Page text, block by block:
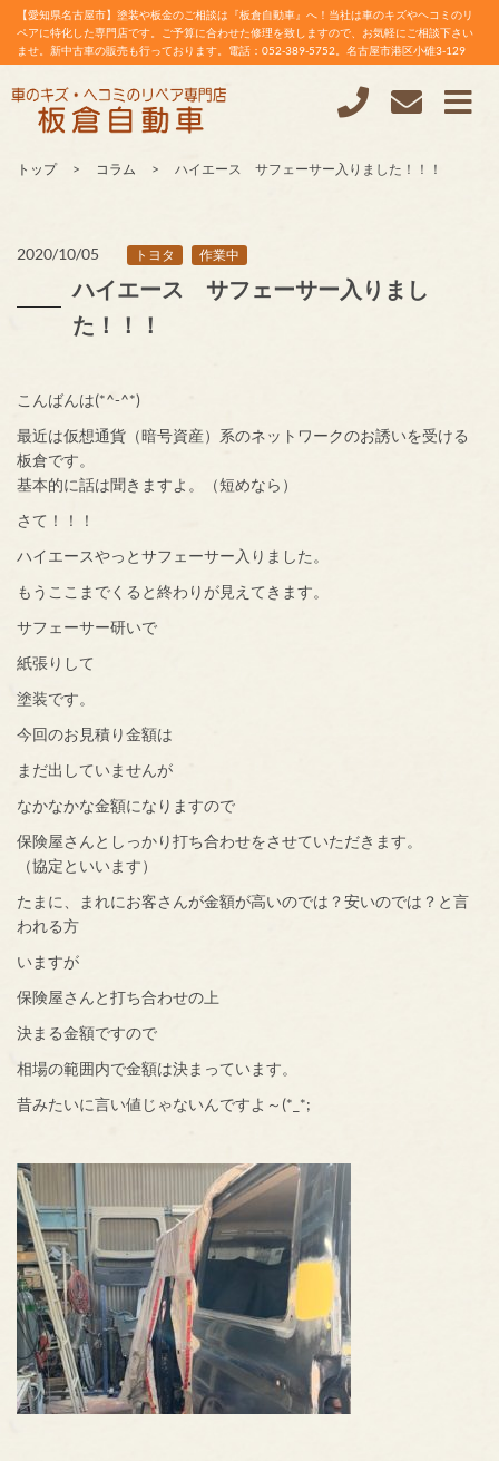
【愛知県名古屋市】塗装や板金のご相談は『板倉自動車』へ！当社は車のキズやヘコミのリ
ペアに特化した専門店です。ご予算に合わせた修理を致しますので、お気軽にご相談下さい
ませ。新中古車の販売も行っております。電話：052-389-5752。名古屋市港区小碓3-129
トップ コラム ハイエース サフェーサー入りました！！！
2020/10/05 トヨタ 作業中
ハイエース サフェーサー入りまし
た！！！
こんばんは(*^-^*)
最近は仮想通貨（暗号資産）系のネットワークのお誘いを受ける
板倉です。
基本的に話は聞きますよ。（短めなら）
さて！！！
ハイエースやっとサフェーサー入りました。
もうここまでくると終わりが見えてきます。
サフェーサー研いで
紙張りして
塗装です。
今回のお見積り金額は
まだ出していませんが
なかなかな金額になりますので
保険屋さんとしっかり打ち合わせをさせていただきます。
（協定といいます）
たまに、まれにお客さんが金額が高いのでは？安いのでは？と言
われる方
いますが
保険屋さんと打ち合わせの上
決まる金額ですので
相場の範囲内で金額は決まっています。
昔みたいに言い値じゃないんですよ～(*_*;